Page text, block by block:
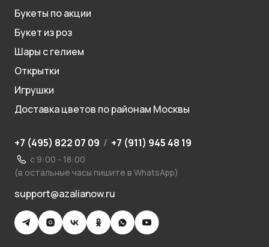
Букеты по акции
Букет из роз
Шары с гелием
Открытки
Игрушки
Доставка цветов по районам Москвы
+7 (495) 822 07 09 / +7 (911) 945 48 19
с 9:00 - 18:00
(в остальные часы пишите в WhatsApp)
support@azalianow.ru